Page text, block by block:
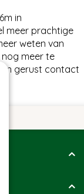
in
meer prachtige
weten van
nog meer te
gerust contact